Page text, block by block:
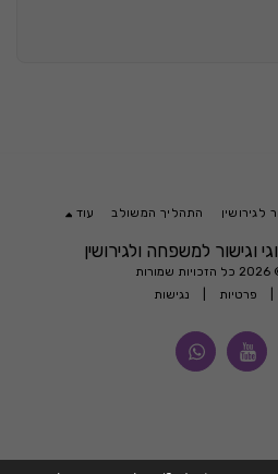
וגישור למשפחה ולגירושין
פרטיות נגישות
לגירושין התהליך המשולב עוד